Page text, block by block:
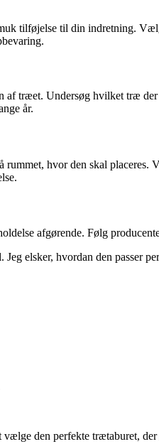
tilføjelse til din indretning.
træet. Undersøg hvilket træ
år.
hvor den skal
afgørende. Følg
elsker, hvordan den passer
den perfekte trætaburet,